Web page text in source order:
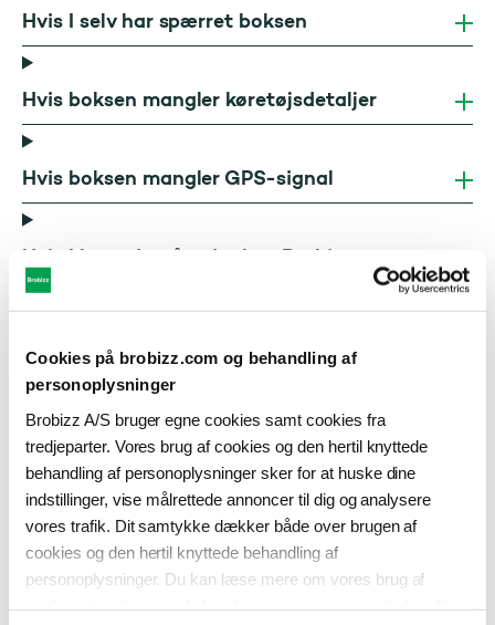
Cookies på brobizz.com og behandling af
personoplysninger
Brobizz A/S bruger egne cookies samt cookies fra
tredjeparter. Vores brug af cookies og den hertil knyttede
behandling af personoplysninger sker for at huske dine
indstillinger, vise målrettede annoncer til dig og analysere
vores trafik. Dit samtykke dækker både over brugen af
cookies og den hertil knyttede behandling af
personoplysninger. Du kan læse mere om vores brug af
Hvis I selv har spærret boksen
Hvis boksen mangler køretøjsdetaljer
Hvis boksen mangler GPS-signal
Hvad gør vi, hvis vores boks er gået i
stykker?
Hvis jeres boks ikke vil tænde, skal I først og
fremmest tjekke, at der er sat strøm til den.
Hvis dette er tilfældet, og den stadig ikke
tænder, kan den være gået i stykker.
Hvis boksen er gået i stykker, skal I hurtigt